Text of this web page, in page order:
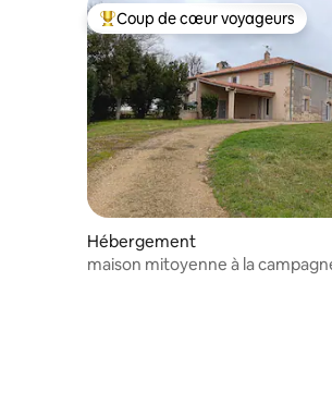
Coups de cœur voyageurs les
Coup de cœur voyageurs
Hébergement
maison mitoyenne à la